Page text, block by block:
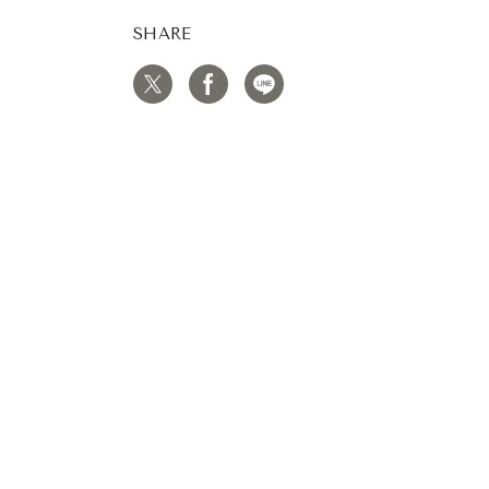
SHARE